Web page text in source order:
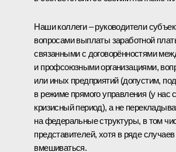
Наши коллеги – руководители
вопросами выплаты заработной
связанными с договорённостями
и профсоюзными организациями,
или иных предприятий (допустим,
в режиме прямого управления (у нас
кризисный период), а не
на федеральные структуры, в том
представителей, хотя в ряде
вмешиваться.